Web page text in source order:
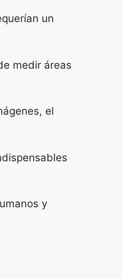
un
medir áreas
el
y